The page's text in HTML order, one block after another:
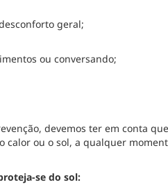
geral;
ou conversando;
devemos ter em conta
calor ou o sol, a qualquer
se do sol: